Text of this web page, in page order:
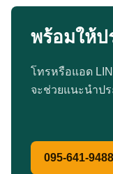
พร้อมให้ป
โทรหรือแอด
จะช่วยแนะนำป
095-641-9488